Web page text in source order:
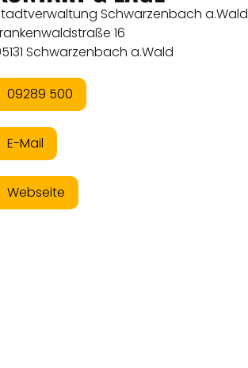
Schwarzenbach a.Wald
16
Schwarzenbach a.Wald
09289 500
E-Mail
Webseite